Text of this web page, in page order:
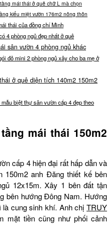
mái thái ở quê chữ L mà chọn
kiểu miệt vườn 176m2 nông thôn
thái của đồng chí Minh
4 phòng ngủ đẹp nhất ở quê
sân vườn 4 phòng ngủ khác
đỏ mini 2 phòng ngủ xây cho ba mẹ ở
ở quê diện tích 140m2 150m2
biệt thự sân vườn cấp 4 đẹp theo
mái thái 150m2
cấp 4 hiện đại rất hấp dẫn và
150m2 anh Đăng thiết kế bên
12x15m. Xây 1 bên đất tận
bên hướng Đông Nam. Hướng
cung sinh khí. Anh chị TRUY
mặt tiền cũng như phối cảnh